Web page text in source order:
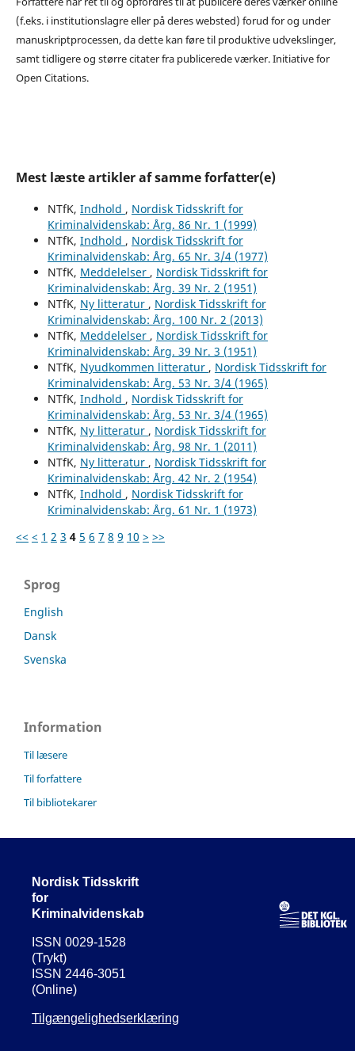
(f.eks. i institutionslagre eller på deres websted) forud for og under
manuskriptprocessen, da dette kan føre til produktive udvekslinger,
samt tidligere og større citater fra publicerede værker. Initiative for
Open Citations.
Mest læste artikler af samme forfatter(e)
NTfK, Indhold , Nordisk Tidsskrift for
Kriminalvidenskab: Årg. 86 Nr. 1 (1999)
NTfK, Indhold , Nordisk Tidsskrift for
Kriminalvidenskab: Årg. 65 Nr. 3/4 (1977)
NTfK, Meddelelser , Nordisk Tidsskrift for
Kriminalvidenskab: Årg. 39 Nr. 2 (1951)
NTfK, Ny litteratur , Nordisk Tidsskrift for
Kriminalvidenskab: Årg. 100 Nr. 2 (2013)
NTfK, Meddelelser , Nordisk Tidsskrift for
Kriminalvidenskab: Årg. 39 Nr. 3 (1951)
NTfK, Nyudkommen litteratur , Nordisk Tidsskrift for
Kriminalvidenskab: Årg. 53 Nr. 3/4 (1965)
NTfK, Indhold , Nordisk Tidsskrift for
Kriminalvidenskab: Årg. 53 Nr. 3/4 (1965)
NTfK, Ny litteratur , Nordisk Tidsskrift for
Kriminalvidenskab: Årg. 98 Nr. 1 (2011)
NTfK, Ny litteratur , Nordisk Tidsskrift for
Kriminalvidenskab: Årg. 42 Nr. 2 (1954)
NTfK, Indhold , Nordisk Tidsskrift for
Kriminalvidenskab: Årg. 61 Nr. 1 (1973)
<< < 1 2 3 4 5 6 7 8 9 10 > >>
Sprog
English
Dansk
Svenska
Information
Til læsere
Til forfattere
Til bibliotekarer
Nordisk Tidsskrift
for
Kriminalvidenskab
ISSN 0029-1528
(Trykt)
ISSN 2446-3051
(Online)
Tilgængelighedserklæring